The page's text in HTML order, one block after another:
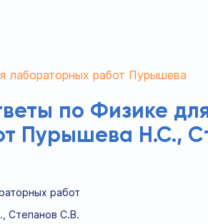
лабораторных работ Пурышева
по Физике
Пурышева Н.С.,
работ
Степанов С.В.